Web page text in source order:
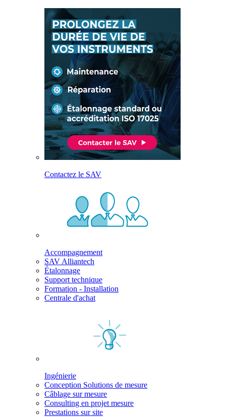
Contactez le SAV
Accompagnement
SAV Alliantech
Étalonnage
Support technique
Formation - Installation
Centrale d'achat
Ingénierie
Conception Solutions de mesure
Câblage sur mesure
Consulting en projet mesure
Prestations sur site